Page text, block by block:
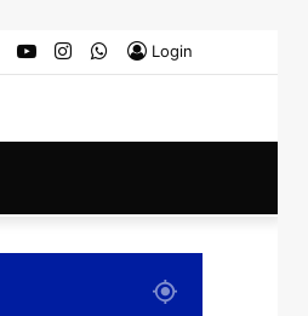
Login
WhatsApp
Instagram
YouTube
Twitter